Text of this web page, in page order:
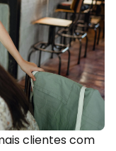
clientes com